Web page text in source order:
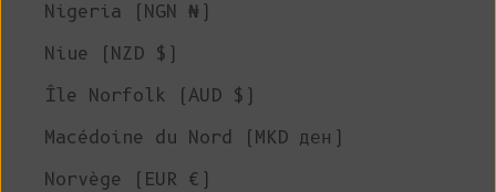
Nigeria (NGN ₦)
Niue (NZD $)
Île Norfolk (AUD $)
Macédoine du Nord (MKD ден)
Norvège (EUR €)